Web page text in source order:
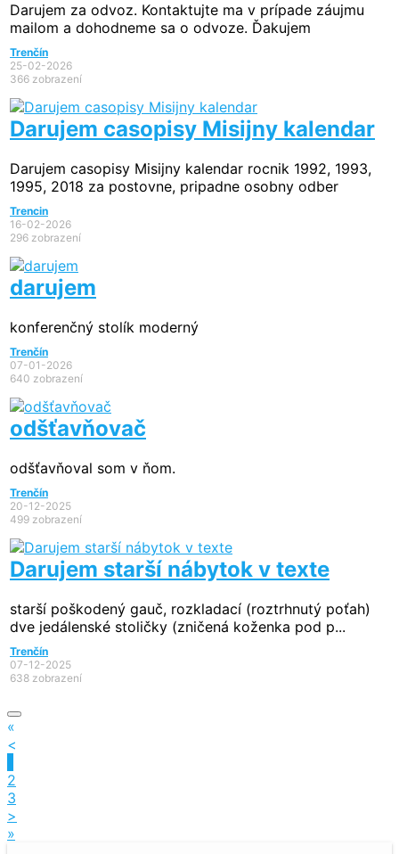
Darujem za odvoz. Kontaktujte ma v prípade záujmu
mailom a dohodneme sa o odvoze. Ďakujem
Trenčín
25-02-2026
366 zobrazení
Darujem casopisy Misijny kalendar
Darujem casopisy Misijny kalendar rocnik 1992, 1993,
1995, 2018 za postovne, pripadne osobny odber
Trencin
16-02-2026
296 zobrazení
darujem
konferenčný stolík moderný
Trenčín
07-01-2026
640 zobrazení
odšťavňovač
odšťavňoval som v ňom.
Trenčín
20-12-2025
499 zobrazení
Darujem starší nábytok v texte
starší poškodený gauč, rozkladací (roztrhnutý poťah)
dve jedálenské stoličky (zničená koženka pod p...
Trenčín
07-12-2025
638 zobrazení
«
<
2
3
>
»